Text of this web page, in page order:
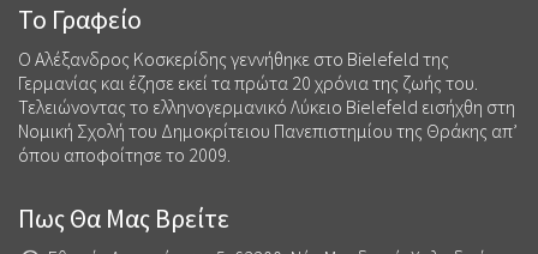
Το Γραφείο
Ο Αλέξανδρος Κοσκερίδης γεννήθηκε στο Bielefeld της
Γερμανίας και έζησε εκεί τα πρώτα 20 χρόνια της ζωής του.
Τελειώνοντας το ελληνογερμανικό Λύκειο Bielefeld εισήχθη στη
Νομική Σχολή του Δημοκρίτειου Πανεπιστημίου της Θράκης απ’
όπου αποφοίτησε το 2009.
Πως Θα Μας Βρείτε